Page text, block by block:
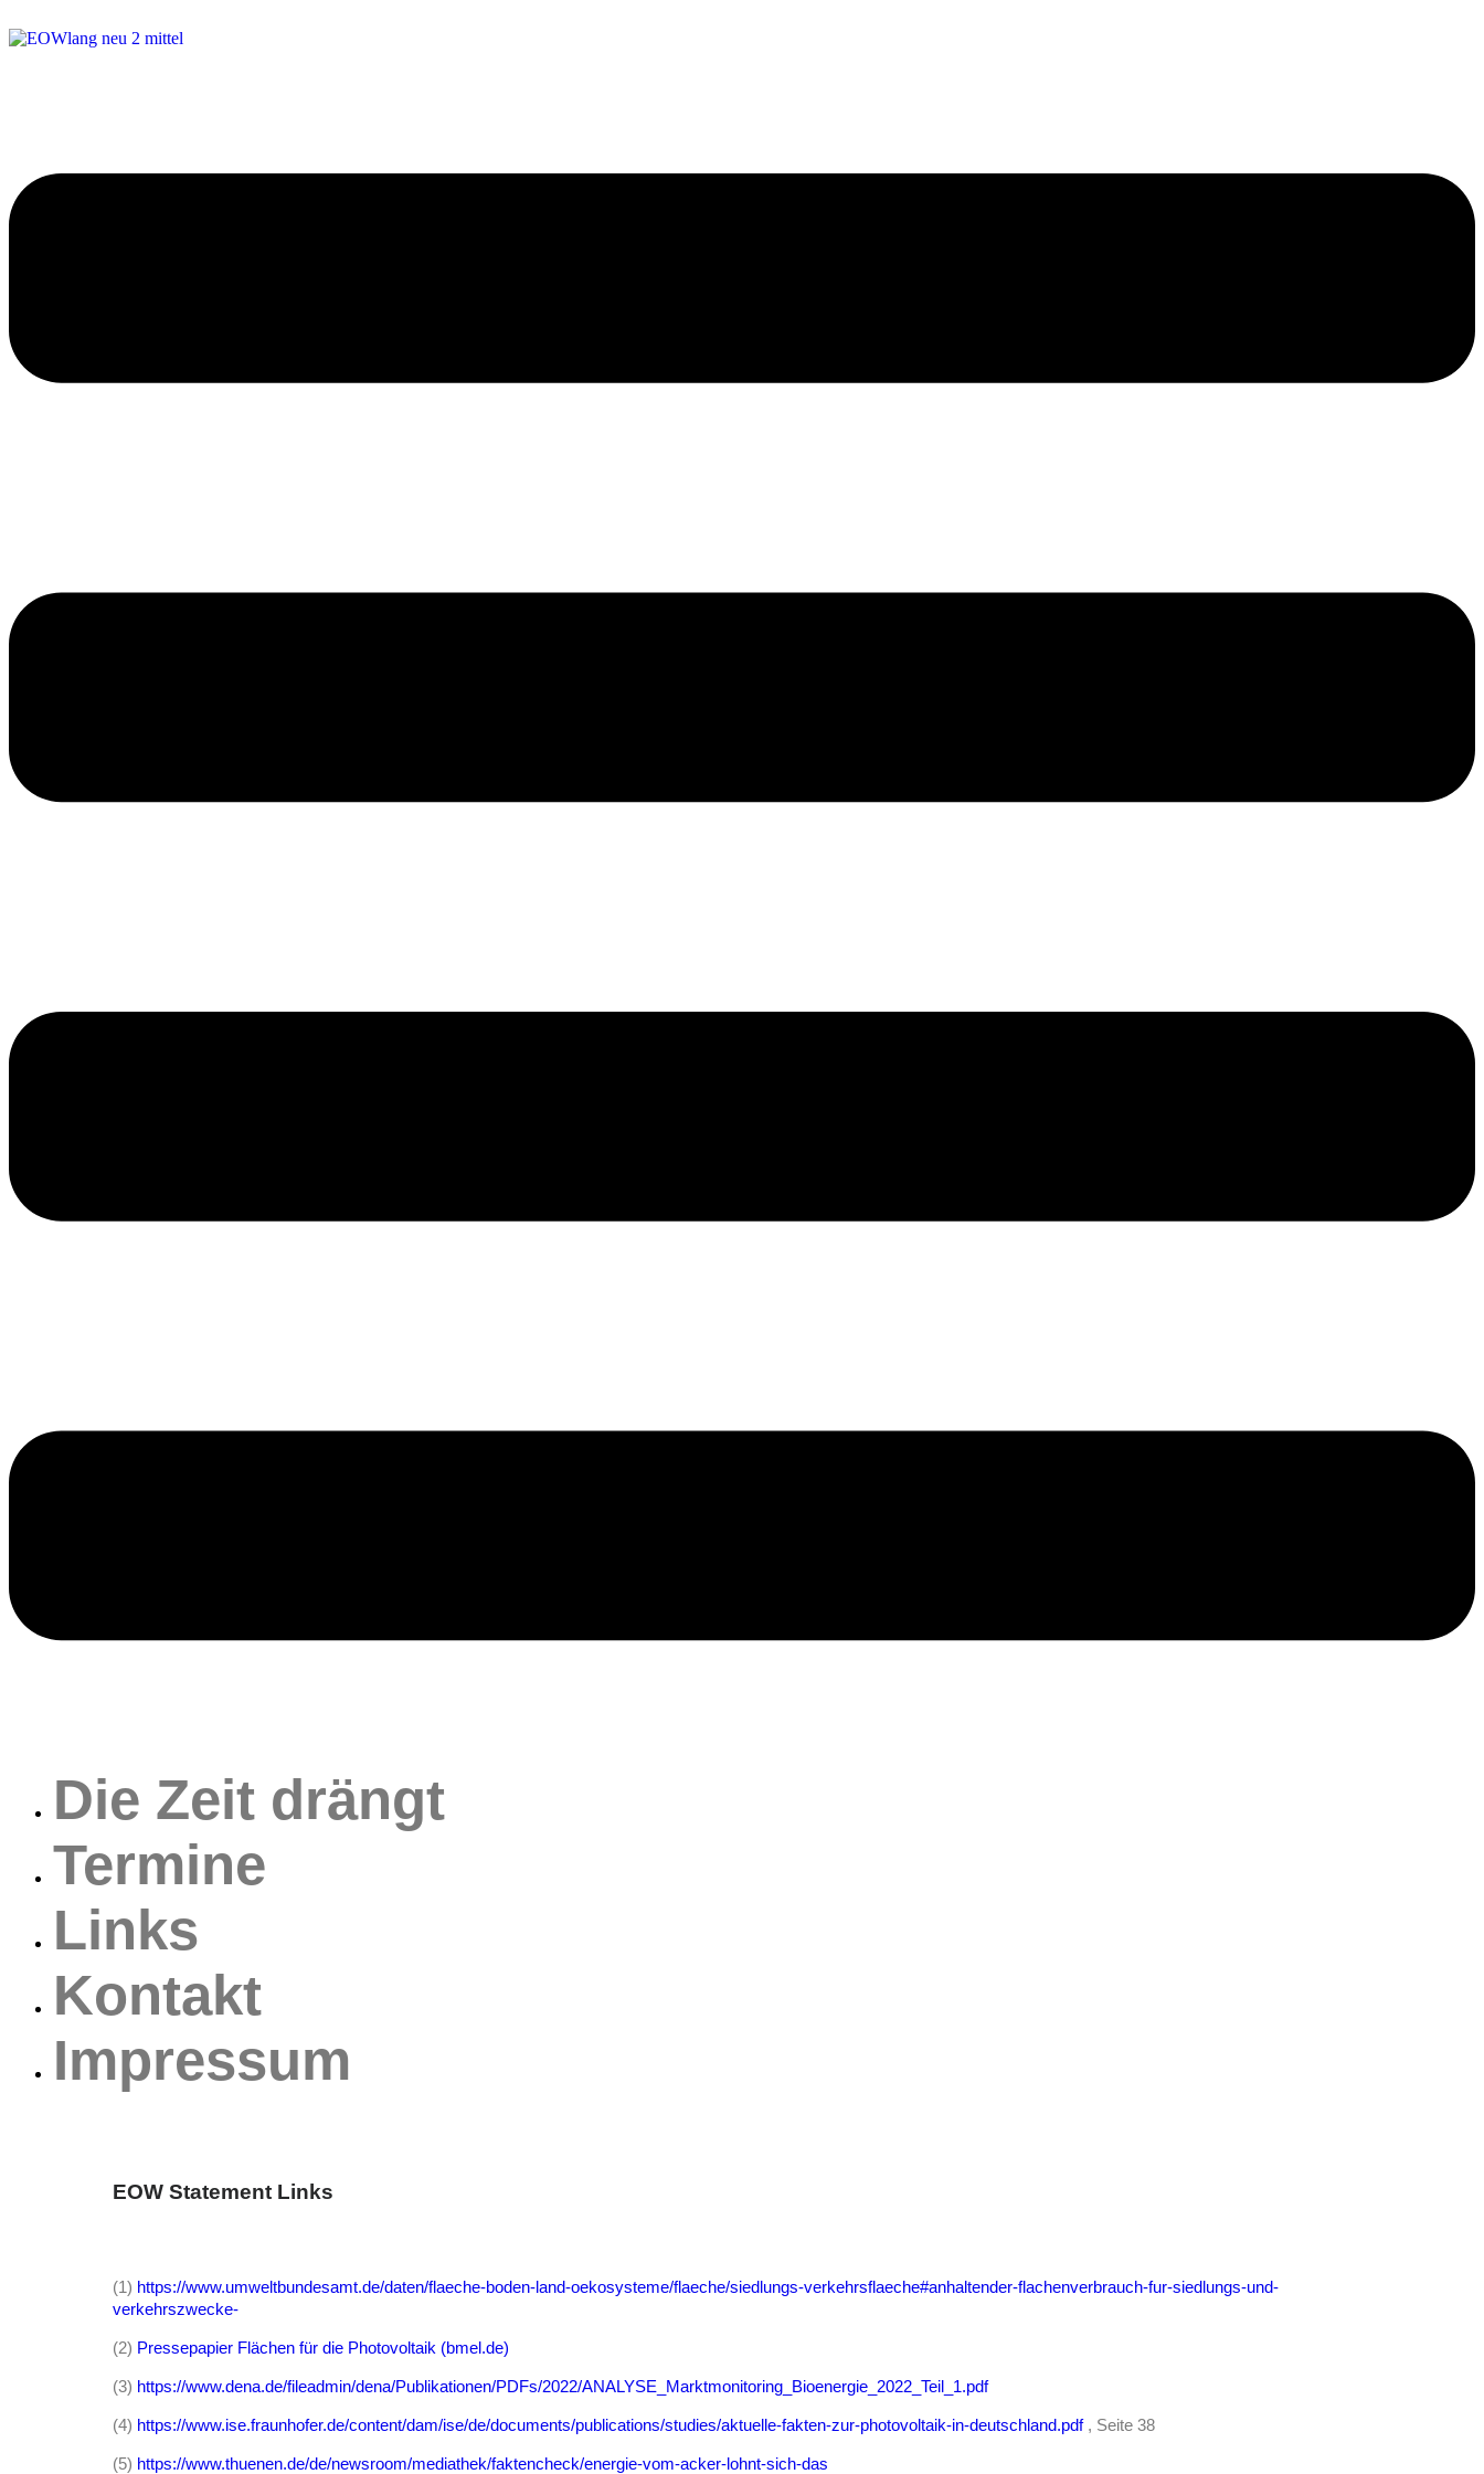
Die Zeit drängt
Termine
Links
Kontakt
Impressum
EOW Statement Links
(1) https://www.umweltbundesamt.de/daten/flaeche-boden-land-oekosysteme/flaeche/siedlungs-verkehrsflaeche#anhaltender-flachenverbrauch-fur-siedlungs-und-
verkehrszwecke-
(2) Pressepapier Flächen für die Photovoltaik (bmel.de)
(3) https://www.dena.de/fileadmin/dena/Publikationen/PDFs/2022/ANALYSE_Marktmonitoring_Bioenergie_2022_Teil_1.pdf
(4) https://www.ise.fraunhofer.de/content/dam/ise/de/documents/publications/studies/aktuelle-fakten-zur-photovoltaik-in-deutschland.pdf, Seite 38
(5) https://www.thuenen.de/de/newsroom/mediathek/faktencheck/energie-vom-acker-lohnt-sich-das